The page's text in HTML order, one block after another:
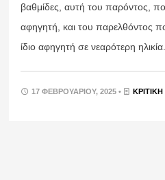
βαθμίδες, αυτή του παρόντος,
αφηγητή, και του παρελθόντος
ίδιο αφηγητή σε νεαρότερη ηλικία.
17 ΦΕΒΡΟΥΑΡΊΟΥ, 2025 • ΚΡΙΤΙΚΉ